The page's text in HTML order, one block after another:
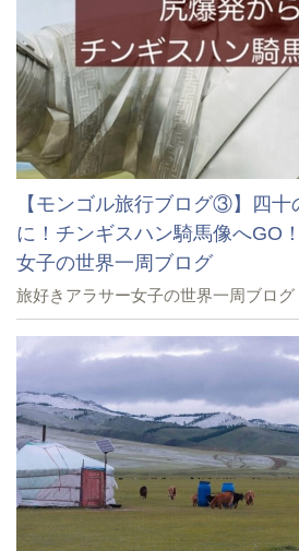
【モンゴル旅行ブログ③】四十
に！チンギスハン騎馬像へGO
女子の世界一周ブログ
旅好きアラサー女子の世界一周ブログ